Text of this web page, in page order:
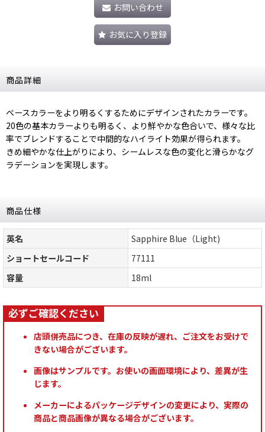
お問い合わせ
お気に入り登録
商品詳細
ベースカラーをより明るくするためにデザインされたカラーです。
20色の基本カラーよりも明るく、より鮮やかな色合いで、様々な比
率でブレンドすることで中間的なハイライト効果が得られます。
きめ細やかな仕上がりにより、シームレスな色の変化と滑らかなグ
ラデーションを実現します。
商品仕様
英名
Sapphire Blue（Light)
ショートセールコード
77111
容量
18ml
店頭併売品につき、在庫の反映が遅れ、ご注文をお受けで
きない場合がございます。
画像はサンプルです。お使いの画面環境により、差異が生
じます。
メーカーによるパッケージデザインの変更により、実際の
商品と商品画像が異なる場合がございます。